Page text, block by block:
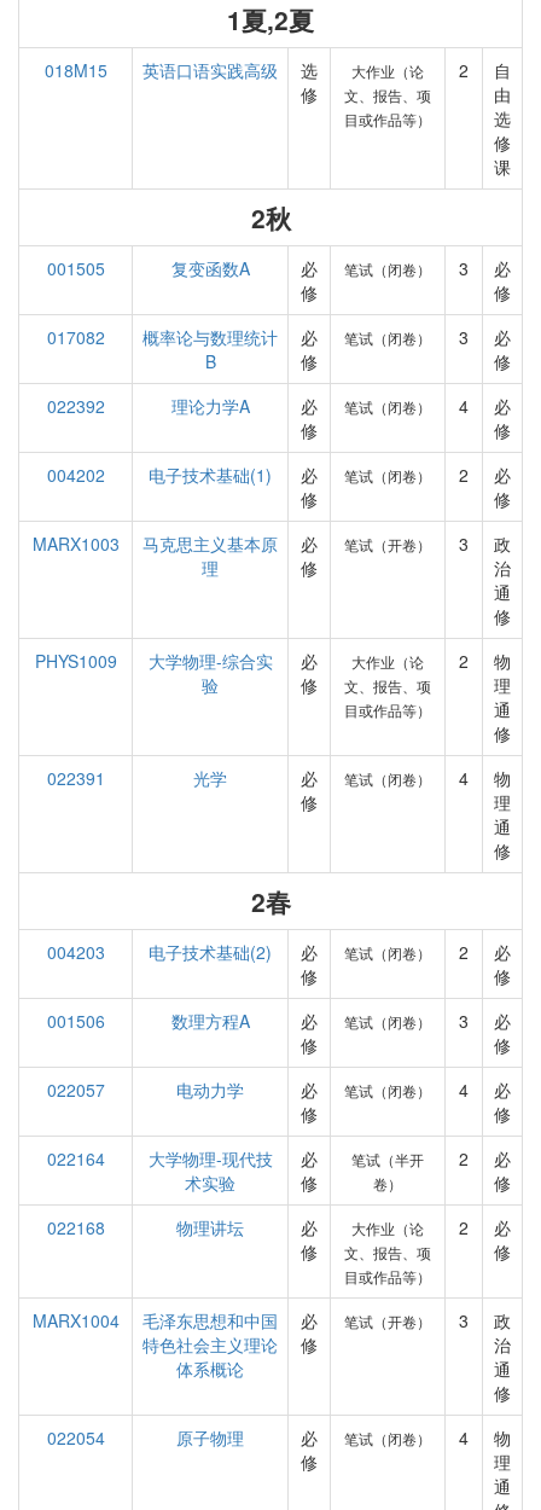
1夏,2夏
018M15 英语口语实践高级
选
修
大作业（论
文、报告、项
目或作品等）
2
自
由
选
修
课
2秋
001505 复变函数A
必
修
笔试（闭卷） 3
必
修
017082
概率论与数理统计
B
必
修
笔试（闭卷） 3
必
修
022392
理论力学A
必
修
笔试（闭卷） 4
必
修
004202
电子技术基础(1)
必
修
笔试（闭卷） 2
必
修
MARX1003
马克思主义基本原
理
必
修
笔试（开卷） 3
政
治
通
修
PHYS1009
大学物理-综合实
验
必
修
大作业（论
文、报告、项
目或作品等）
2
物
理
通
修
022391
光学
必
修
笔试（闭卷） 4
物
理
通
修
2春
004203 电子技术基础(2)
必
修
笔试（闭卷） 2
必
修
001506
数理方程A
必
修
笔试（闭卷） 3
必
修
022057
电动力学
必
修
笔试（闭卷） 4
必
修
022164
大学物理-现代技
术实验
必
修
笔试（半开
卷）
2
必
修
022168
物理讲坛
必
修
大作业（论
文、报告、项
目或作品等）
2
必
修
MARX1004
毛泽东思想和中国
特色社会主义理论
体系概论
必
修
笔试（开卷） 3
政
治
通
修
022054
原子物理
必
修
笔试（闭卷） 4
物
理
通